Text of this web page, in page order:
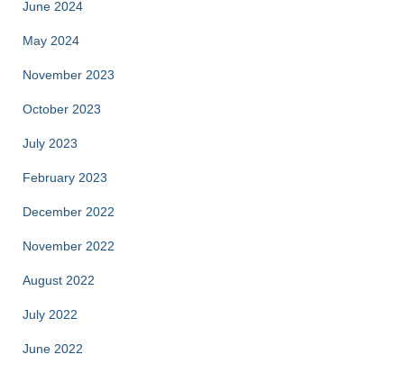
June 2024
May 2024
November 2023
October 2023
July 2023
February 2023
December 2022
November 2022
August 2022
July 2022
June 2022